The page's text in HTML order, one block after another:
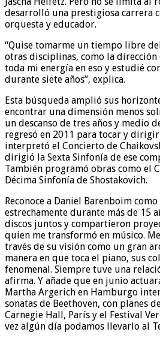
desarrolló una prestigiosa carrera
orquesta y educador.
“Quise tomarme un tiempo libre
otras disciplinas, como la dirección
toda mi energía en eso y estudié
durante siete años”, explica.
Esta búsqueda amplió sus
encontrar una dimensión menos
un descanso de tres años y medio
regresó en 2011 para tocar y
interpretó el Concierto de
dirigió la Sexta Sinfonía de ese
También programó obras como el
Décima Sinfonía de Shostakovich.
Reconoce a Daniel Barenboim
estrechamente durante más de 15
discos juntos y compartieron
quien me transformó en músico.
través de su visión como un gran
manera en que toca el piano, sus
fenomenal. Siempre tuve una
afirma. Y añade que en junio
Martha Argerich en Hamburgo
sonatas de Beethoven, con planes
Carnegie Hall, París y el Festival
vez algún día podamos llevarlo al